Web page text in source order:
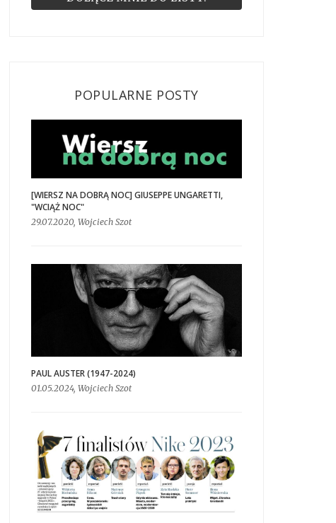
POPULARNE POSTY
[WIERSZ NA DOBRĄ NOC] GIUSEPPE UNGARETTI,
"WCIĄŻ NOC"
29.07.2020, Wojciech Szot
PAUL AUSTER (1947-2024)
01.05.2024, Wojciech Szot